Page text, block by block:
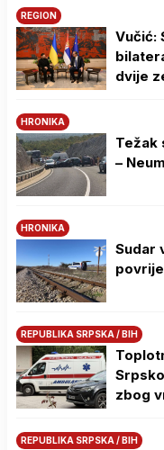
REGION
Vučić:
dvije
HRONIKA
Težak
–
HRONIKA
Sudar
REPUBLIKA SRPSKA / BIH
zbog
REPUBLIKA SRPSKA / BIH